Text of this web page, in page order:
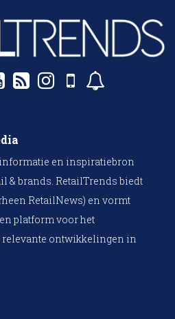
en inspiratiebron
& brands. RetailTrends biedt
RetailNews) en vormt
platform voor het
ontwikkelingen in